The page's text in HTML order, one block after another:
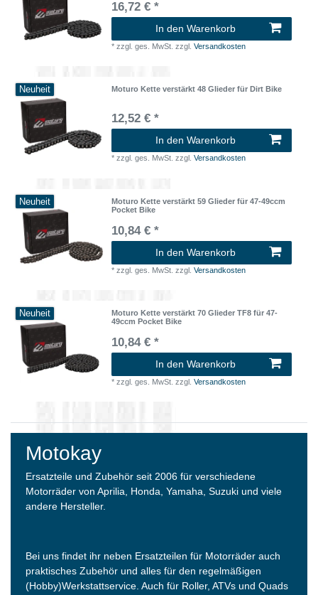
16,72 € *
In den Warenkorb
*zzgl. ges. MwSt. zzgl.Versandkosten
Neuheit Moturo Kette verstärkt 48 Glieder für Dirt Bike
12,52 € *
In den Warenkorb
*zzgl. ges. MwSt. zzgl.Versandkosten
Neuheit
Moturo Kette verstärkt 59 Glieder für 47-49ccm
Pocket Bike
10,84 € *
In den Warenkorb
*zzgl. ges. MwSt. zzgl.Versandkosten
Neuheit
Moturo Kette verstärkt 70 Glieder TF8 für 47-
49ccm Pocket Bike
10,84 € *
In den Warenkorb
*zzgl. ges. MwSt. zzgl.Versandkosten
Motokay
Ersatzteile und Zubehör seit 2006 für verschiedene
Motorräder von Aprilia, Honda, Yamaha, Suzuki und viele
andere Hersteller.
Bei uns findet ihr neben Ersatzteilen für Motorräder auch
praktisches Zubehör und alles für den regelmäßigen
(Hobby)Werkstattservice. Auch für Roller, ATVs und Quads